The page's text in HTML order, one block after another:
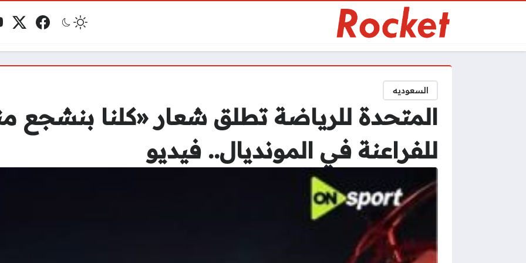
فيسبوك
السعوديه
المتحدة للرياضة تطلق شعار «كلنا بنشجع
للفراعنة في المونديال.. فيديو